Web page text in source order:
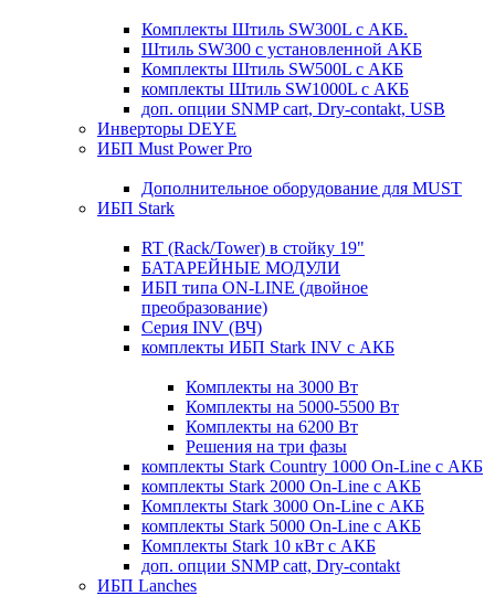
Комплекты Штиль SW300L с АКБ.
Штиль SW300 с установленной АКБ
Комплекты Штиль SW500L с АКБ
комплекты Штиль SW1000L с АКБ
доп. опции SNMP cart, Dry-contakt, USB
Инверторы DEYE
ИБП Must Power Pro
Дополнительное оборудование для MUST
ИБП Stark
RT (Rack/Tower) в стойку 19"
БАТАРЕЙНЫЕ МОДУЛИ
ИБП типа ON-LINE (двойное
преобразование)
Серия INV (ВЧ)
комплекты ИБП Stark INV с АКБ
Комплекты на 3000 Вт
Комплекты на 5000-5500 Вт
Комплекты на 6200 Вт
Решения на три фазы
комплекты Stark Country 1000 On-Line с АКБ
комплекты Stark 2000 On-Line с АКБ
Комплекты Stark 3000 On-Line с АКБ
комплекты Stark 5000 On-Line с АКБ
Комплекты Stark 10 кВт с АКБ
доп. опции SNMP catt, Dry-contakt
ИБП Lanches